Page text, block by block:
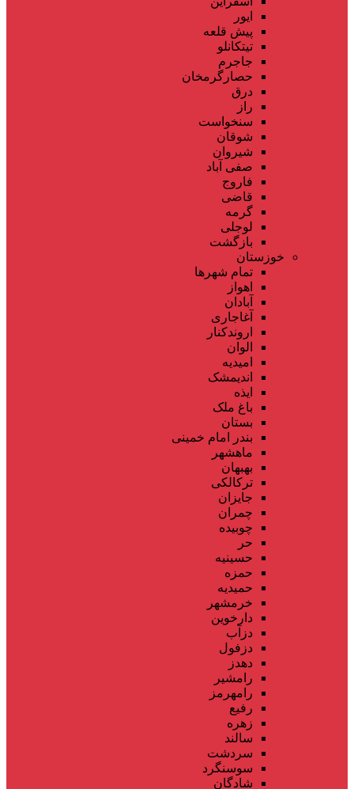
ایور
پیش قلعه
تیتکانلو
جاجرم
حصارگرمخان
درق
راز
سنخواست
شوقان
شیروان
صفی آباد
فاروج
قاضی
گرمه
لوجلی
بازگشت
خوزستان
تمام شهر‌ها
اهواز
آبادان
آغاجاری
اروندکنار
الوان
امیدیه
اندیمشک
ایذه
باغ ملک
بستان
بندر امام خمینی
ماهشهر
بهبهان
ترکالکی
جایزان
چمران
چوبیده
حر
حسینیه
حمزه
حمیدیه
خرمشهر
دارخوین
دزآب
دزفول
دهدز
رامشیر
رامهرمز
رفیع
زهره
سالند
سردشت
سوسنگرد
شادگان